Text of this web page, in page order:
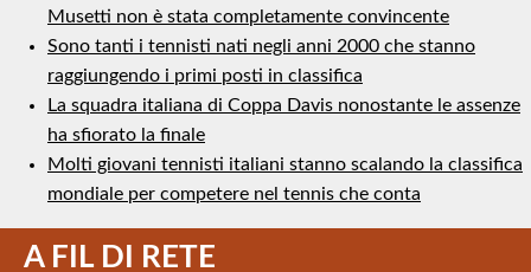
Musetti non è stata completamente convincente
Sono tanti i tennisti nati negli anni 2000 che stanno
raggiungendo i primi posti in classifica
La squadra italiana di Coppa Davis nonostante le assenze
ha sfiorato la finale
Molti giovani tennisti italiani stanno scalando la classifica
mondiale per competere nel tennis che conta
A FIL DI RETE